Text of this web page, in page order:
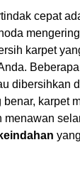
cepat
karpet
dibersihkan
karpet
menawan